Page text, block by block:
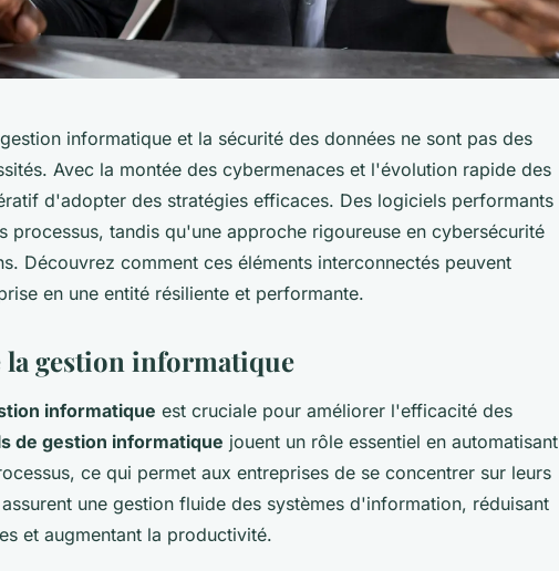
informatique et la sécurité des données ne sont pas des
Avec la montée des cybermenaces et l'évolution rapide des
d'adopter des stratégies efficaces. Des logiciels performants
processus, tandis qu'une approche rigoureuse en cybersécurité
Découvrez comment ces éléments interconnectés peuvent
en une entité résiliente et performante.
gestion informatique
informatique est cruciale pour améliorer l'efficacité des
de gestion informatique jouent un rôle essentiel en automatisant
ce qui permet aux entreprises de se concentrer sur leurs
une gestion fluide des systèmes d'information, réduisant
et augmentant la productivité.